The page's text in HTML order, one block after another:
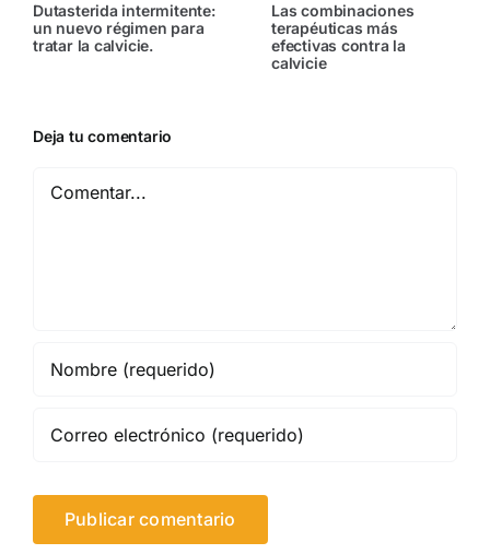
Tricopigmentación: qué
es y cómo funciona
Pérdida de cabello: una
afección que afecta tanto
a hombres como a
mujeres
Deja tu comentario